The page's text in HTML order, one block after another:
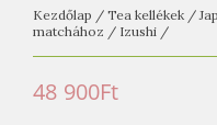
Kezdőlap / Tea kellékek /
matchához / Izushi /
48 900Ft